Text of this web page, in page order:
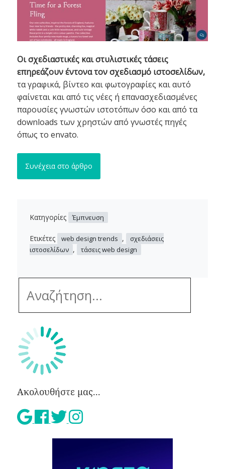
Οι σχεδιαστικές και στυλιστικές τάσεις
επηρεάζουν έντονα τον σχεδιασμό ιστοσελίδων,
τα γραφικά, βίντεο και φωτογραφίες και αυτό
φαίνεται και από τις νέες ή επανασχεδιασμένες
παρουσίες γνωστών ιστοτόπων όσο και από τα
downloads των χρηστών από γνωστές πηγές
όπως το envato.
Συνέχεια στο άρθρο
Κατηγορίες Έμπνευση
Ετικέτες web design trends ,
σχεδιάσεις
ιστοσελίδων , τάσεις web design
Ακολουθήστε μας...